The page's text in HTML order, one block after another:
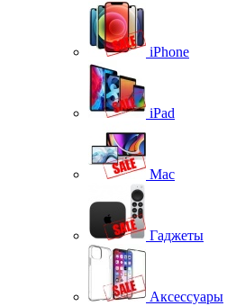
iPhone
iPad
Mac
Гаджеты
Аксессуары